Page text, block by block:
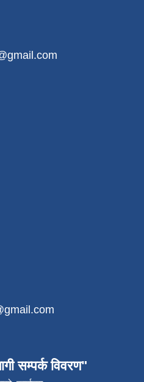
सम्पर्क विवरण"